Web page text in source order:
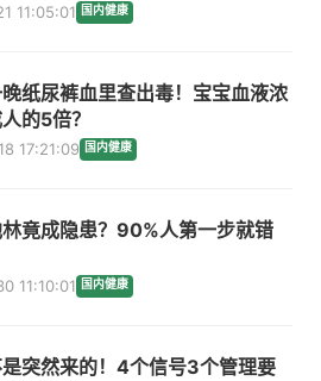
11:05:01 国内健康
纸尿裤血里查出毒！宝宝血液浓
的5倍？
17:21:09 国内健康
竟成隐患？90%人第一步就错
11:10:01 国内健康
突然来的！4个信号3个管理要